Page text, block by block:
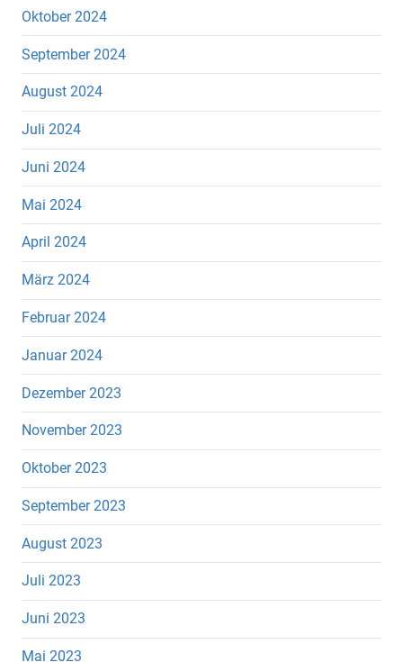
Oktober 2024
September 2024
August 2024
Juli 2024
Juni 2024
Mai 2024
April 2024
März 2024
Februar 2024
Januar 2024
Dezember 2023
November 2023
Oktober 2023
September 2023
August 2023
Juli 2023
Juni 2023
Mai 2023